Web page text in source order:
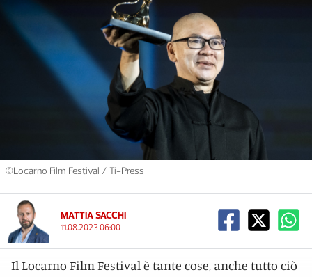
©Locarno Film Festival / Ti-Press
MATTIA SACCHI
11.08.2023 06:00
Il Locarno Film Festival è tante cose, anche tutto ciò